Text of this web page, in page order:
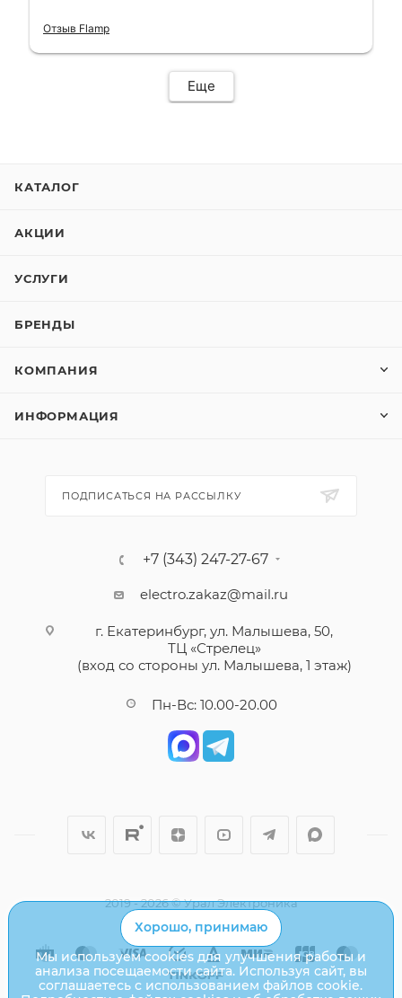
гарантии, поэтому и обратился в этот
Отзыв Flamp
Еще
КАТАЛОГ
АКЦИИ
УСЛУГИ
БРЕНДЫ
КОМПАНИЯ
ИНФОРМАЦИЯ
ПОДПИСАТЬСЯ НА РАССЫЛКУ
+7 (343) 247-27-67
electro.zakaz@mail.ru
г. Екатеринбург, ул. Малышева, 50,
ТЦ «Стрелец»
(вход со стороны ул. Малышева, 1 этаж)
Пн-Вс: 10.00-20.00
2019 - 2026 © Урал Электроника
Мы используем cookies для улучшения работы и
анализа посещаемости сайта. Используя сайт, вы
соглашаетесь с использованием файлов cookie.
Хорошо, принимаю